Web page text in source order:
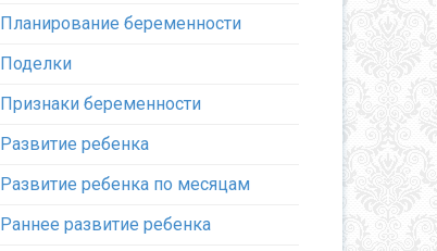
Планирование беременности
Поделки
Признаки беременности
Развитие ребенка
Развитие ребенка по месяцам
Раннее развитие ребенка